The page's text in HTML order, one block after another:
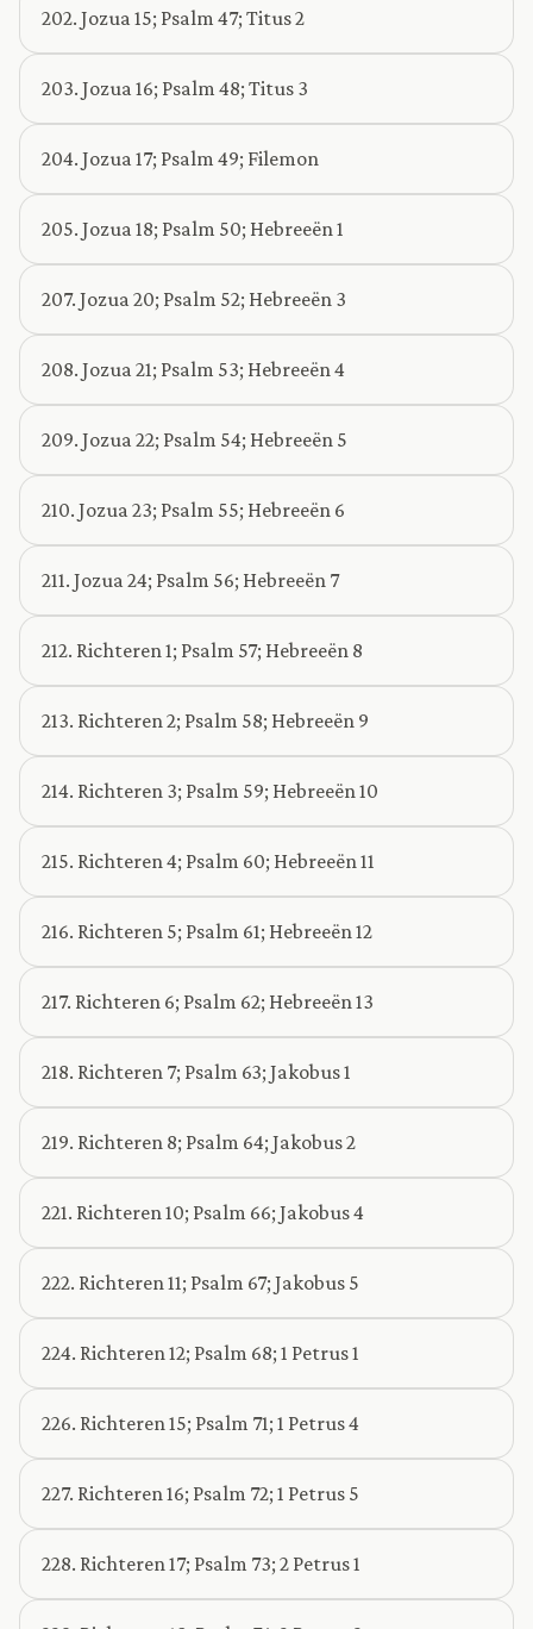
202. Jozua 15; Psalm 47; Titus 2
203. Jozua 16; Psalm 48; Titus 3
204. Jozua 17; Psalm 49; Filemon
205. Jozua 18; Psalm 50; Hebreeën 1
207. Jozua 20; Psalm 52; Hebreeën 3
208. Jozua 21; Psalm 53; Hebreeën 4
209. Jozua 22; Psalm 54; Hebreeën 5
210. Jozua 23; Psalm 55; Hebreeën 6
211. Jozua 24; Psalm 56; Hebreeën 7
212. Richteren 1; Psalm 57; Hebreeën 8
213. Richteren 2; Psalm 58; Hebreeën 9
214. Richteren 3; Psalm 59; Hebreeën 10
215. Richteren 4; Psalm 60; Hebreeën 11
216. Richteren 5; Psalm 61; Hebreeën 12
217. Richteren 6; Psalm 62; Hebreeën 13
218. Richteren 7; Psalm 63; Jakobus 1
219. Richteren 8; Psalm 64; Jakobus 2
221. Richteren 10; Psalm 66; Jakobus 4
222. Richteren 11; Psalm 67; Jakobus 5
224. Richteren 12; Psalm 68; 1 Petrus 1
226. Richteren 15; Psalm 71; 1 Petrus 4
227. Richteren 16; Psalm 72; 1 Petrus 5
228. Richteren 17; Psalm 73; 2 Petrus 1